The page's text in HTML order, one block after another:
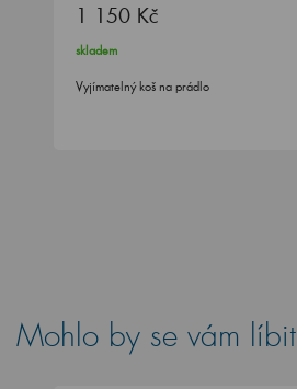
1 150 Kč
skladem
Vyjímatelný koš na prádlo
Mohlo by se vám líbit